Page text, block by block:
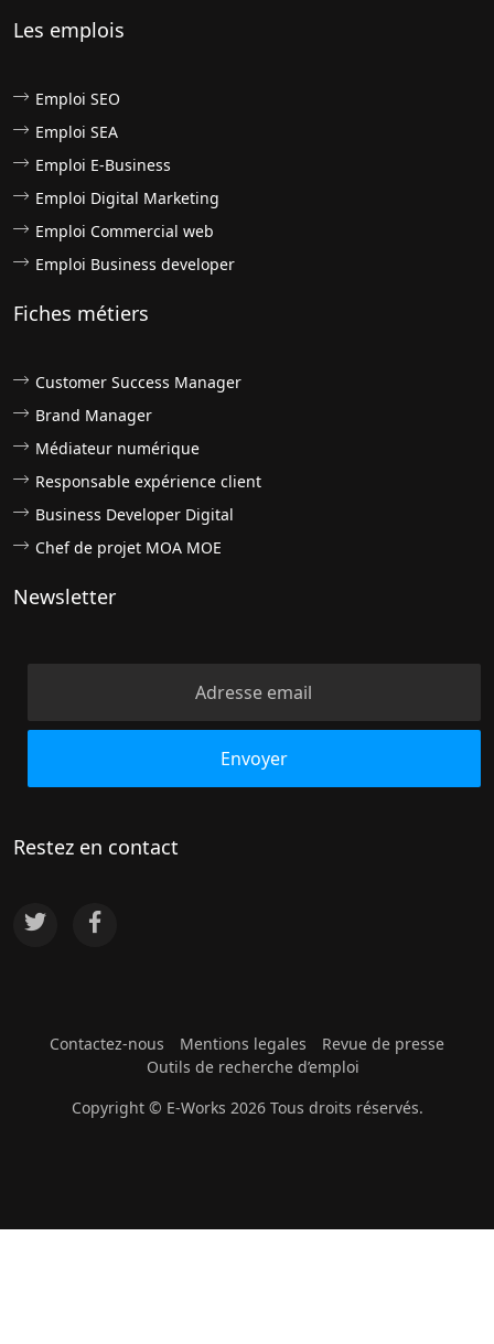
Les emplois
Emploi SEO
Emploi SEA
Emploi E-Business
Emploi Digital Marketing
Emploi Commercial web
Emploi Business developer
Fiches métiers
Customer Success Manager
Brand Manager
Médiateur numérique
Responsable expérience client
Business Developer Digital
Chef de projet MOA MOE
Newsletter
Restez en contact
Contactez-nous Mentions legales
Revue de presse
Outils de recherche d’emploi
Copyright © E-Works 2026 Tous droits réservés.